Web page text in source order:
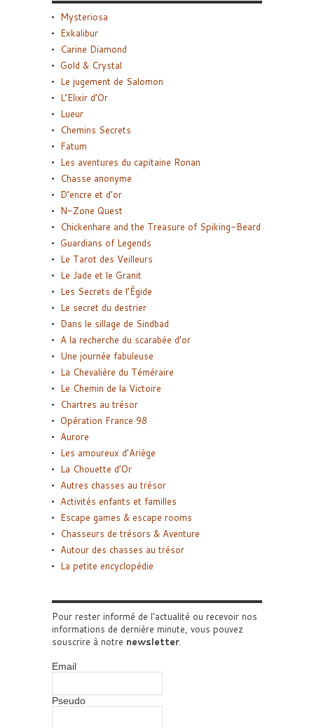
Mysteriosa
Exkalibur
Carine Diamond
Gold & Crystal
Le jugement de Salomon
L’Elixir d’Or
Lueur
Chemins Secrets
Fatum
Les aventures du capitaine Ronan
Chasse anonyme
D’encre et d’or
N-Zone Quest
Chickenhare and the Treasure of Spiking-Beard
Guardians of Legends
Le Tarot des Veilleurs
Le Jade et le Granit
Les Secrets de l’Égide
Le secret du destrier
Dans le sillage de Sindbad
A la recherche du scarabée d’or
Une journée fabuleuse
La Chevalière du Téméraire
Le Chemin de la Victoire
Chartres au trésor
Opération France 98
Aurore
Les amoureux d’Ariège
La Chouette d’Or
Autres chasses au trésor
Activités enfants et familles
Escape games & escape rooms
Chasseurs de trésors & Aventure
Autour des chasses au trésor
La petite encyclopédie
Pour rester informé de l'actualité ou recevoir nos
informations de dernière minute, vous pouvez
souscrire à notre newsletter.
Email
Pseudo